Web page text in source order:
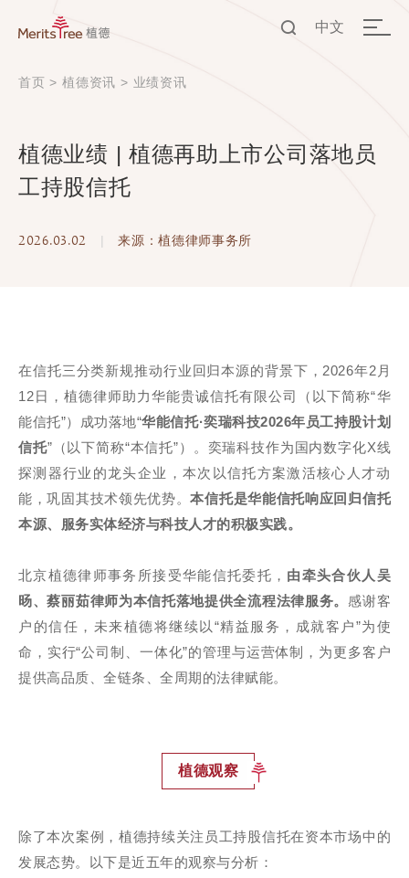
中文
首页 > 植德资讯 > 业绩资讯
植德业绩 | 植德再助上市公司落地员
工持股信托
2026.03.02 | 来源：植德律师事务所
在信托三分类新规推动行业回归本源的背景下，2026年2月
12日，植德律师助力华能贵诚信托有限公司（以下简称“华
能信托”）成功落地“华能信托·奕瑞科技2026年员工持股计划
信托”（以下简称“本信托”）。奕瑞科技作为国内数字化X线
探测器行业的龙头企业，本次以信托方案激活核心人才动
能，巩固其技术领先优势。本信托是华能信托响应回归信托
本源、服务实体经济与科技人才的积极实践。
北京植德律师事务所接受华能信托委托， 由牵头合伙人吴
旸、蔡丽茹律师为本信托落地提供全流程法律服务。 感谢客
户的信任，未来植德将继续以“精益服务，成就客户”为使
命，实行“公司制、一体化”的管理与运营体制，为更多客户
提供高品质、全链条、全周期的法律赋能。
植德观察
除了本次案例，植德持续关注员工持股信托在资本市场中的
发展态势。以下是近五年的观察与分析：